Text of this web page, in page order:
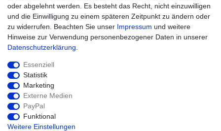
Daten­schutz­erklärung
oder abgelehnt werden. Es besteht das Recht, nicht einzuwilligen
und die Einwilligung zu einem späteren Zeitpunkt zu ändern oder
zu widerrufen. Beachten Sie unser Impressum und weitere
Hinweise zur Verwendung personenbezogener Daten in unserer
Daten­schutz­erklärung
Essenziell
Statistik
Marketing
Externe Medien
PayPal
Funktional
Weitere Einstellungen